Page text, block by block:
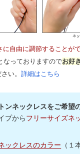
自由に調節することがで
なっておりますのでお好
い。 詳細はこちら
ンネックレスをご希望
プから フリーサイズネ
ックレスのカラー （１